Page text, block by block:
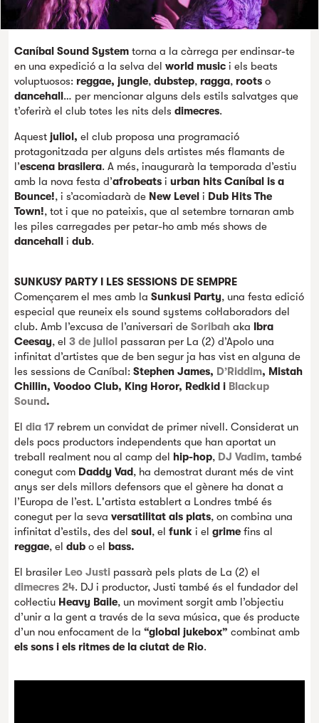
Caníbal Sound System torna a la càrrega per endinsar-te
en una expedició a la selva del world music i els beats
voluptuosos: reggae, jungle, dubstep, ragga, roots o
dancehall… per mencionar alguns dels estils salvatges que
t’oferirà el club totes les nits dels dimecres.
Aquest juliol, el club proposa una programació
protagonitzada per alguns dels artistes més flamants de
l’escena brasilera. A més, inaugurarà la temporada d’estiu
amb la nova festa d’afrobeats i urban hits Caníbal is a
Bounce!, i s’acomiadarà de New Level i Dub Hits The
Town!, tot i que no pateixis, que al setembre tornaran amb
les piles carregades per petar-ho amb més shows de
dancehall i dub.
SUNKUSY PARTY I LES SESSIONS DE SEMPRE
Començarem el mes amb la Sunkusi Party, una festa edició
especial que reuneix els sound systems col·laboradors del
club. Amb l’excusa de l’aniversari de Soribah aka Ibra
Ceesay, el 3 de juliol passaran per La (2) d’Apolo una
infinitat d’artistes que de ben segur ja has vist en alguna de
les sessions de Caníbal: Stephen James, D’Riddim, Mistah
Chillin, Voodoo Club, King Horor, Redkid i Blackup
Sound.
El dia 17rebrem un convidat de primer nivell. Considerat un
dels pocs productors independents que han aportat un
treball realment nou al camp del hip-hop, DJ Vadim, també
conegut com Daddy Vad, ha demostrat durant més de vint
anys ser dels millors defensors que el gènere ha donat a
l’Europa de l’est. L'artista establert a Londres tmbé és
conegut per la seva versatilitat als plats, on combina una
infinitat d’estils, des del soul, el funk i el grime fins al
reggae, el dub o el bass.
El brasiler Leo Justi passarà pels plats de La (2) el
dimecres 24. DJ i productor, Justi també és el fundador del
col·lectiu Heavy Baile, un moviment sorgit amb l’objectiu
d’unir a la gent a través de la seva música, que és producte
d’un nou enfocament de la “global jukebox” combinat amb
els sons i els ritmes de la ciutat de Rio.